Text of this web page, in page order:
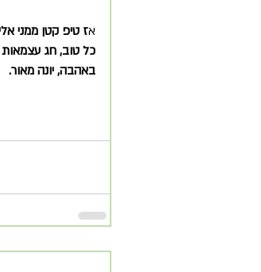
אז טיפ קטן ממני
כל טוב, חג
באהבה, יונה מאור.